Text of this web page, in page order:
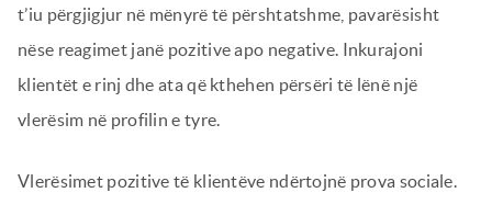
t’iu përgjigjur në mënyrë të përshtatshme, pavarësisht
nëse reagimet janë pozitive apo negative. Inkurajoni
klientët e rinj dhe ata që kthehen përsëri të lënë një
vlerësim në profilin e tyre.
Vlerësimet pozitive të klientëve ndërtojnë prova sociale.